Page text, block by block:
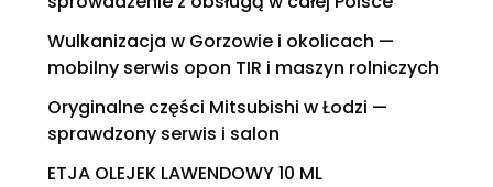
Wulkanizacja w Gorzowie i okolicach —
mobilny serwis opon TIR i maszyn rolniczych
Oryginalne części Mitsubishi w Łodzi —
sprawdzony serwis i salon
ETJA OLEJEK LAWENDOWY 10 ML